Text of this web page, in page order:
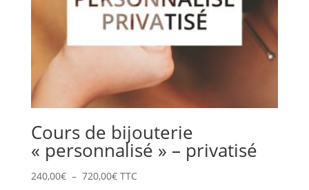
Cours de bijouterie
« personnalisé » – privatisé
240,00€ – 720,00€Plage
TTC